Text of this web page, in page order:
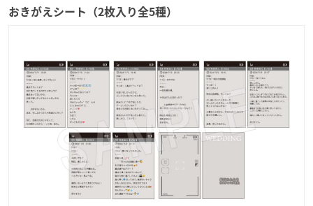
おきがえシート（2枚入り全5種）